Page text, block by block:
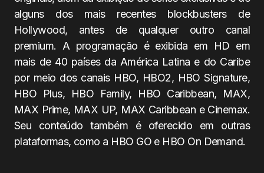
alguns dos mais recentes blockbusters de
Hollywood, antes de qualquer outro canal
premium. A programação é exibida em HD em
mais de 40 países da América Latina e do Caribe
por meio dos canais HBO, HBO2, HBO Signature,
HBO Plus, HBO Family, HBO Caribbean, MAX,
MAX Prime, MAX UP, MAX Caribbean e Cinemax.
Seu conteúdo também é oferecido em outras
plataformas, como a HBO GO e HBO On Demand.